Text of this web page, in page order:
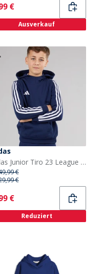
€
Ausverkauf
adidas Junior Tiro 23 League Kapuzenpullover Team Navy Blue
€
€
€
Reduziert